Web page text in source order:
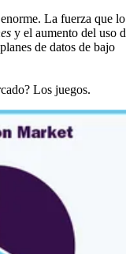
La fuerza que lo
y el aumento del uso
de datos de bajo
Los juegos.